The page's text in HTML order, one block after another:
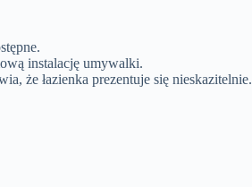
instalację umywalki.
że łazienka prezentuje się nieskazitelnie.